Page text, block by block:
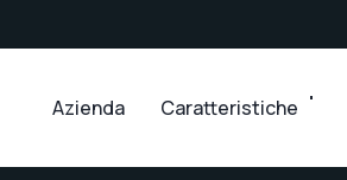
Azienda Caratteristiche